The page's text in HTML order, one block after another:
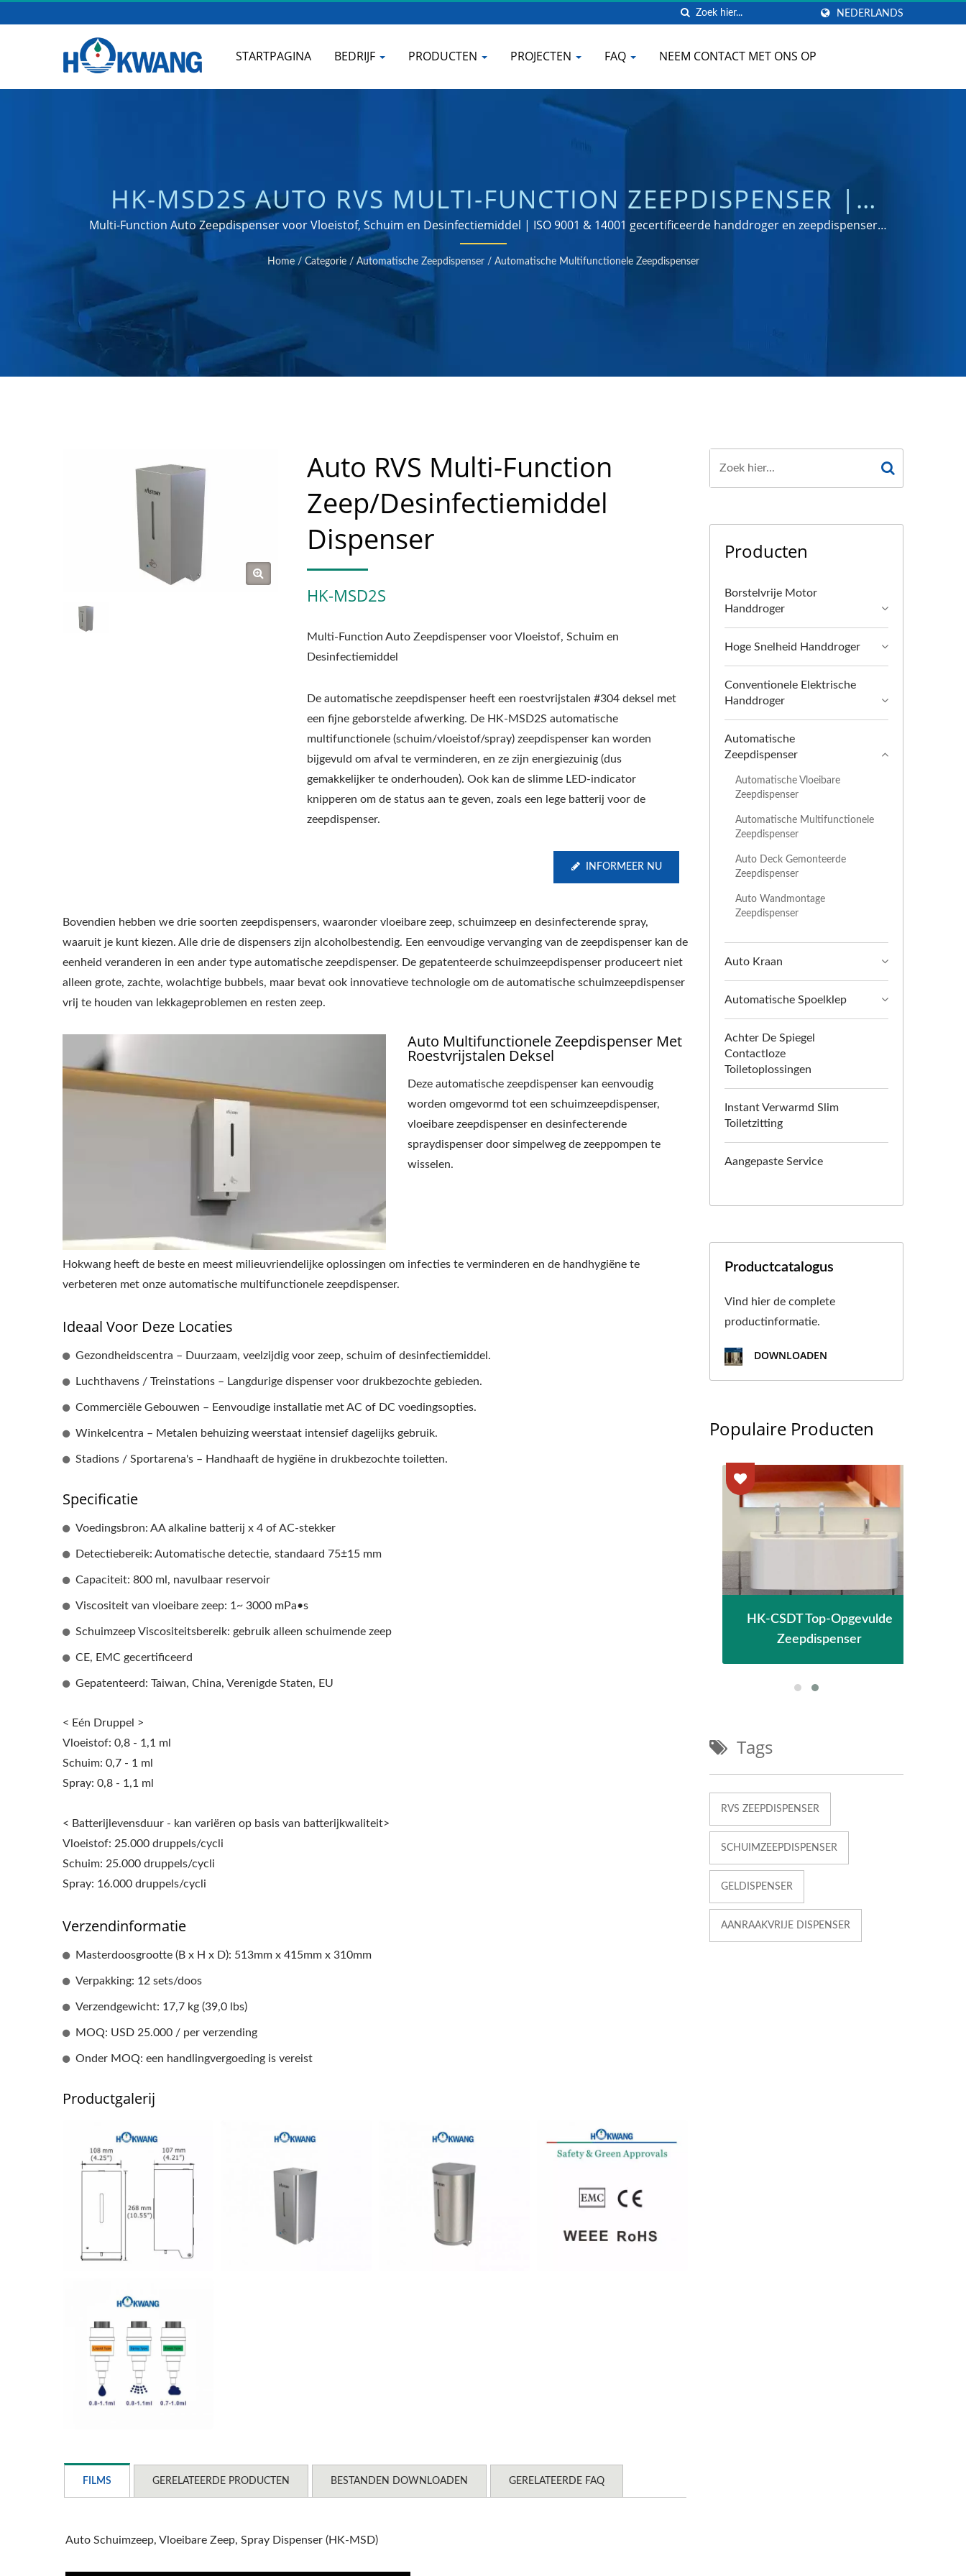
NEDERLANDS
STARTPAGINA BEDRIJF PRODUCTEN PROJECTEN FAQ NEEM CONTACT MET ONS OP
HK-MSD2S AUTO RVS MULTI-FUNCTION ZEEPDISPENSER |
KEUKEN- EN BADKAMERWATERKRAAN FABRIKANT | HOKWANG
Multi-Function Auto Zeepdispenser voor Vloeistof, Schuim en Desinfectiemiddel | ISO 9001 & 14001 gecertificeerde handdroger en zeepdispenser
fabrikant
Home / Categorie / Automatische Zeepdispenser / Automatische Multifunctionele Zeepdispenser
Auto RVS Multi-Function
Zeep/Desinfectiemiddel
Dispenser
HK-MSD2S
Multi-Function Auto Zeepdispenser voor Vloeistof, Schuim en
Desinfectiemiddel
De automatische zeepdispenser heeft een roestvrijstalen #304 deksel met
een fijne geborstelde afwerking. De HK-MSD2S automatische
multifunctionele (schuim/vloeistof/spray) zeepdispenser kan worden
bijgevuld om afval te verminderen, en ze zijn energiezuinig (dus
gemakkelijker te onderhouden). Ook kan de slimme LED-indicator
knipperen om de status aan te geven, zoals een lege batterij voor de
zeepdispenser.
INFORMEER NU
Bovendien hebben we drie soorten zeepdispensers, waaronder vloeibare zeep, schuimzeep en desinfecterende spray,
waaruit je kunt kiezen. Alle drie de dispensers zijn alcoholbestendig. Een eenvoudige vervanging van de zeepdispenser kan de
eenheid veranderen in een ander type automatische zeepdispenser. De gepatenteerde schuimzeepdispenser produceert niet
alleen grote, zachte, wolachtige bubbels, maar bevat ook innovatieve technologie om de automatische schuimzeepdispenser
vrij te houden van lekkageproblemen en resten zeep.
Auto Multifunctionele Zeepdispenser Met
Roestvrijstalen Deksel
Deze automatische zeepdispenser kan eenvoudig
worden omgevormd tot een schuimzeepdispenser,
vloeibare zeepdispenser en desinfecterende
spraydispenser door simpelweg de zeeppompen te
wisselen.
Hokwang heeft de beste en meest milieuvriendelijke oplossingen om infecties te verminderen en de handhygiëne te
verbeteren met onze automatische multifunctionele zeepdispenser.
Ideaal Voor Deze Locaties
Gezondheidscentra – Duurzaam, veelzijdig voor zeep, schuim of desinfectiemiddel.
Luchthavens / Treinstations – Langdurige dispenser voor drukbezochte gebieden.
Commerciële Gebouwen – Eenvoudige installatie met AC of DC voedingsopties.
Winkelcentra – Metalen behuizing weerstaat intensief dagelijks gebruik.
Stadions / Sportarena's – Handhaaft de hygiëne in drukbezochte toiletten.
Specificatie
Voedingsbron: AA alkaline batterij x 4 of AC-stekker
Detectiebereik: Automatische detectie, standaard 75±15 mm
Capaciteit: 800 ml, navulbaar reservoir
Viscositeit van vloeibare zeep: 1~ 3000 mPa•s
Schuimzeep Viscositeitsbereik: gebruik alleen schuimende zeep
CE, EMC gecertificeerd
Gepatenteerd: Taiwan, China, Verenigde Staten, EU
< Eén Druppel >
Vloeistof: 0,8 - 1,1 ml
Schuim: 0,7 - 1 ml
Spray: 0,8 - 1,1 ml
< Batterijlevensduur - kan variëren op basis van batterijkwaliteit>
Vloeistof: 25.000 druppels/cycli
Schuim: 25.000 druppels/cycli
Spray: 16.000 druppels/cycli
Verzendinformatie
Masterdoosgrootte (B x H x D): 513mm x 415mm x 310mm
Verpakking: 12 sets/doos
Verzendgewicht: 17,7 kg (39,0 lbs)
MOQ: USD 25.000 / per verzending
Onder MOQ: een handlingvergoeding is vereist
Productgalerij
FILMS GERELATEERDE PRODUCTEN BESTANDEN DOWNLOADEN GERELATEERDE FAQ
Auto Schuimzeep, Vloeibare Zeep, Spray Dispenser (HK-MSD)
Producten
Borstelvrije Motor
Handdroger
Hoge Snelheid Handdroger
Conventionele Elektrische
Handdroger
Automatische
Zeepdispenser
Automatische Vloeibare
Zeepdispenser
Automatische Multifunctionele
Zeepdispenser
Auto Deck Gemonteerde
Zeepdispenser
Auto Wandmontage
Zeepdispenser
Auto Kraan
Automatische Spoelklep
Achter De Spiegel
Contactloze
Toiletoplossingen
Instant Verwarmd Slim
Toiletzitting
Aangepaste Service
Productcatalogus
Vind hier de complete
productinformatie.
DOWNLOADEN
Populaire Producten
Hogesnelheidshanddroger
Zeepdispenser
HK-CSDT Top-Opgevulde
Zeepdispenser
Tags
RVS ZEEPDISPENSER
SCHUIMZEEPDISPENSER
GELDISPENSER
AANRAAKVRIJE DISPENSER